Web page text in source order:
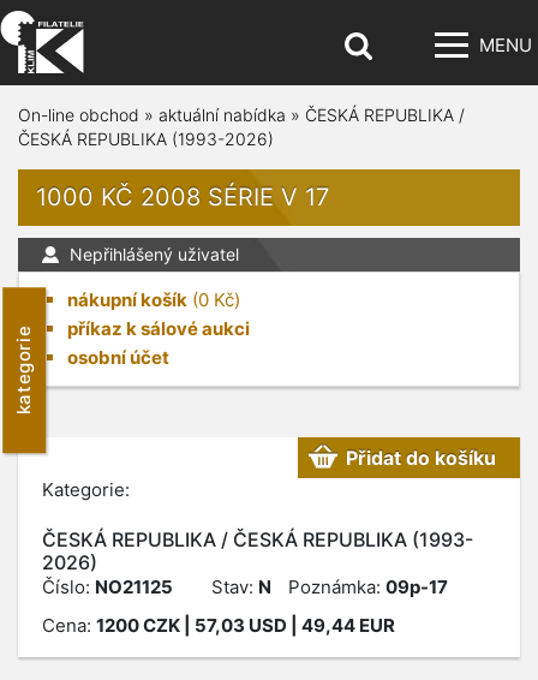
MENU
kategorie
On-line obchod » aktuální nabídka » ČESKÁ REPUBLIKA /
ČESKÁ REPUBLIKA (1993-2026)
1000 KČ 2008 SÉRIE V 17
Nepřihlášený uživatel
nákupní košík (0 Kč)
příkaz k sálové aukci
osobní účet
Kategorie:
ČESKÁ REPUBLIKA / ČESKÁ REPUBLIKA (1993-
2026)
Přidat do košíku
Číslo: NO21125 Stav: N Poznámka: 09p-17
Cena: 1200CZK | 57,03 USD | 49,44 EUR